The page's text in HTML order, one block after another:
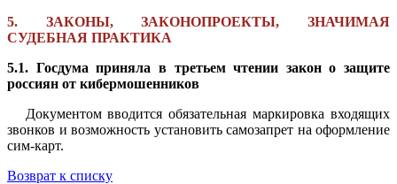
5. ЗАКОНЫ, ЗАКОНОПРОЕКТЫ, ЗНАЧИМАЯ
СУДЕБНАЯ ПРАКТИКА
5.1. Госдума приняла в третьем чтении закон о защите
россиян от кибермошенников
Документом вводится обязательная маркировка входящих
звонков и возможность установить самозапрет на оформление
сим-карт.
Возврат к списку